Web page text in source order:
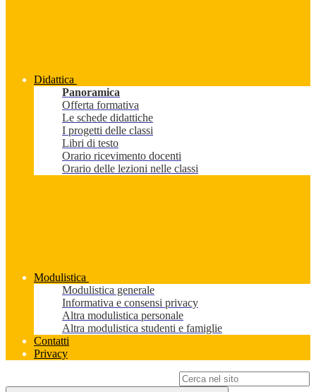
Didattica
Panoramica
Offerta formativa
Le schede didattiche
I progetti delle classi
Libri di testo
Orario ricevimento docenti
Orario delle lezioni nelle classi
Modulistica
Modulistica generale
Informativa e consensi privacy
Altra modulistica personale
Altra modulistica studenti e famiglie
Contatti
Privacy